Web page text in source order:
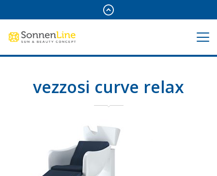
vezzosi curve relax